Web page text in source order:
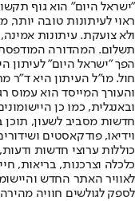
"ישראל היום" הוא גוף
ראוי לעיתונות טובה יותר,
ולא צועקת. עיתונות
הפך "ישראל היום" לעיתון
חול. מו"ל העיתון היא ד"ר
והעורך המייסד הוא עמוס
חדשות מסביב לשעון, תוכן
וידיאו, פודקאסטים
כוללות ערוצי חדשות
לאוויר האתר החדש
לספק לגולשים חוויה